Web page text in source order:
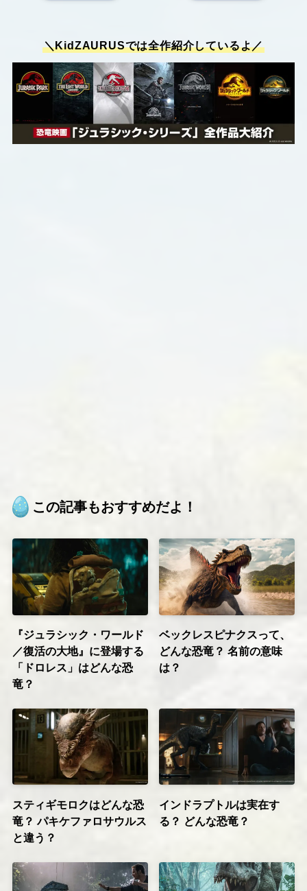
＼KidZAURUSでは全作紹介しているよ／
この記事もおすすめだよ！
『ジュラシック・ワールド
／復活の大地』に登場する
「ドロレス」はどんな恐
竜？
ベックレスピナクスって、
どんな恐竜？ 名前の意味
は？
スティギモロクはどんな恐
竜？ パキケファロサウルス
と違う？
インドラプトルは実在す
る？ どんな恐竜？